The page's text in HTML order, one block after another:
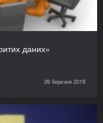
даних»
26 березня 2019